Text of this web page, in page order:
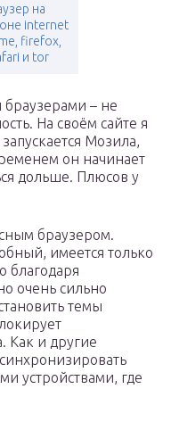
на
internet
firefox,
и tor
– не
На своём сайте я
Мозила,
он начинает
дольше. Плюсов у
браузером.
имеется только
благодаря
очень сильно
темы
Как и другие
устройствами, где